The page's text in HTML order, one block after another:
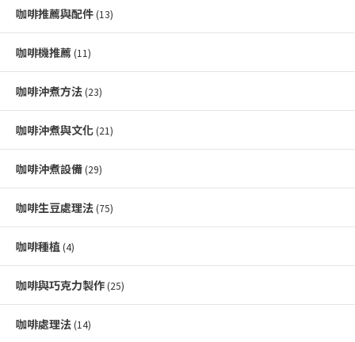
咖啡推薦與配件 (13)
咖啡機推薦 (11)
咖啡沖煮方法 (23)
咖啡沖煮與文化 (21)
咖啡沖煮設備 (29)
咖啡生豆處理法 (75)
咖啡種植 (4)
咖啡與巧克力製作 (25)
咖啡處理法 (14)